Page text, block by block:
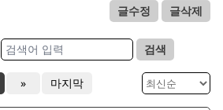
글수정 글삭제
검색
» 마지막